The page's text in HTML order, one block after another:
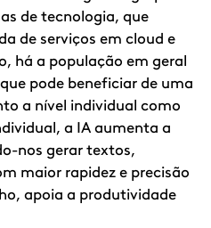
de tecnologia, que
de serviços em cloud e
há a população em geral
pode beneficiar de uma
a nível individual como
a IA aumenta a
nos gerar textos,
maior rapidez e precisão
apoia a produtividade